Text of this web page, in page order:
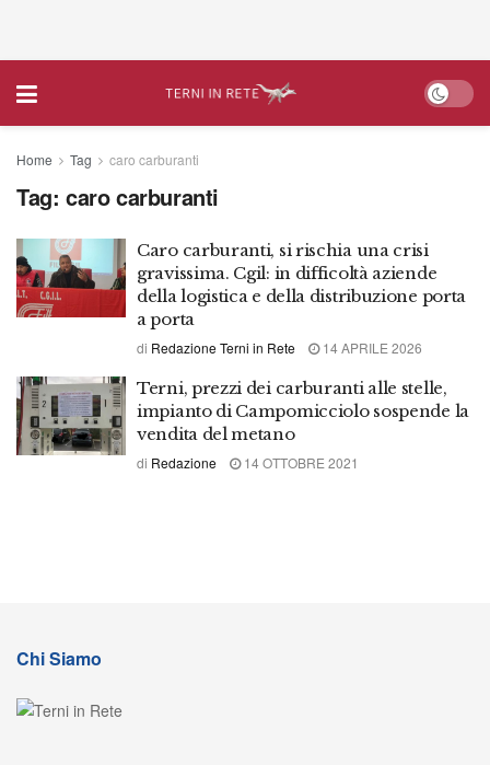
Home Tag caro carburanti
Tag: caro carburanti
Caro carburanti, si rischia una crisi
gravissima. Cgil: in difficoltà aziende
della logistica e della distribuzione porta
a porta
di Redazione Terni in Rete 14 APRILE 2026
Terni, prezzi dei carburanti alle stelle,
impianto di Campomicciolo sospende la
vendita del metano
di Redazione 14 OTTOBRE 2021
Chi Siamo